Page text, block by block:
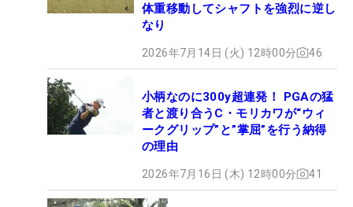
体重移動してシャフトを強烈に逆し
なり
2026年7月14日 (火) 12時00分 46
小柄なのに300y超連発！ PGAの猛
者と渡り合うC・モリカワが“ウィ
ークグリップ”と”掌屈”を行う納得
の理由
2026年7月16日 (木) 12時00分 41